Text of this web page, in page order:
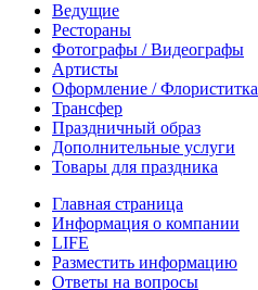
Ведущие
Рестораны
Фотографы / Видеографы
Артисты
Оформление / Флориститка
Трансфер
Праздничный образ
Дополнительные услуги
Товары для праздника
Главная страница
Информация о компании
LIFE
Разместить информацию
Ответы на вопросы